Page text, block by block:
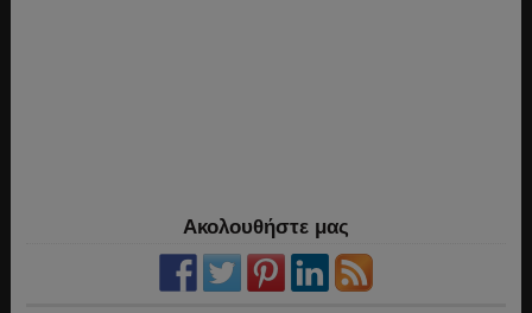
Ακολουθήστε μας